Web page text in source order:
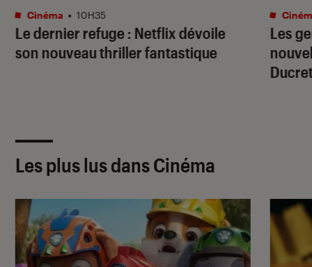
Le dernier refuge: Netflix dévoile
son nouveau thriller fantastique
Cinéma • 10H35
Les
Les plus lus dans Cinéma